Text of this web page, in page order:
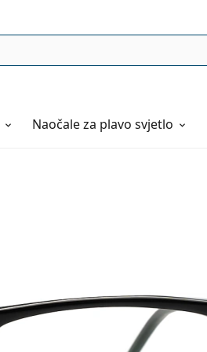
Naočaleza plavo svjetlo